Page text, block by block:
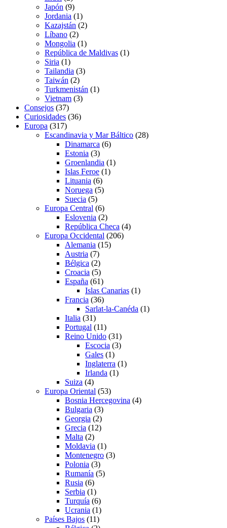
Japón (9)
Jordania (1)
Kazajstán (2)
Líbano (2)
Mongolia (1)
República de Maldivas (1)
Siria (1)
Tailandia (3)
Taiwán (2)
Turkmenistán (1)
Vietnam (3)
Consejos (37)
Curiosidades (36)
Europa (317)
Escandinavia y Mar Báltico (28)
Dinamarca (6)
Estonia (3)
Groenlandia (1)
Islas Feroe (1)
Lituania (6)
Noruega (5)
Suecia (5)
Europa Central (6)
Eslovenia (2)
República Checa (4)
Europa Occidental (206)
Alemania (15)
Austria (7)
Bélgica (2)
Croacia (5)
España (61)
Islas Canarias (1)
Francia (36)
Sarlat-la-Canéda (1)
Italia (31)
Portugal (11)
Reino Unido (31)
Escocia (3)
Gales (1)
Inglaterra (1)
Irlanda (1)
Suiza (4)
Europa Oriental (53)
Bosnia Hercegovina (4)
Bulgaria (3)
Georgia (2)
Grecia (12)
Malta (2)
Moldavia (1)
Montenegro (3)
Polonia (3)
Rumanía (5)
Rusia (6)
Serbia (1)
Turquía (6)
Ucrania (1)
Países Bajos (11)